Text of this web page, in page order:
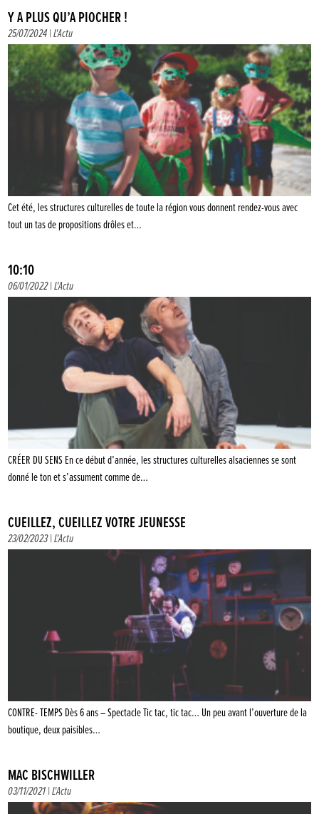
Y A PLUS QU’À PIOCHER !
25/07/2024 |L'Actu
Cet été, les structures culturelles de toute la région vous donnent rendez-vous avec
tout un tas de propositions drôles et…
10:10
06/01/2022 |L'Actu
CRÉER DU SENS En ce début d’année, les structures culturelles alsaciennes se sont
donné le ton et s’assument comme de…
CUEILLEZ, CUEILLEZ VOTRE JEUNESSE
23/02/2023 |L'Actu
CONTRE- TEMPS Dès 6 ans – Spectacle Tic tac, tic tac… Un peu avant l’ouverture de la
boutique, deux paisibles…
MAC BISCHWILLER
03/11/2021 |L'Actu